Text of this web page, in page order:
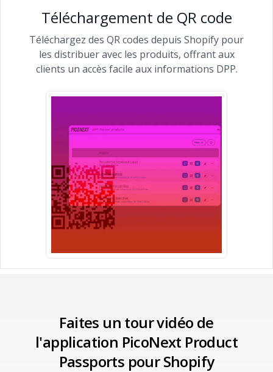
Téléchargement de QR code
Téléchargez des QR codes depuis Shopify pour
les distribuer avec les produits, offrant aux
clients un accès facile aux informations DPP.
Faites un tour vidéo de
l'application PicoNext Product
Passports pour Shopify